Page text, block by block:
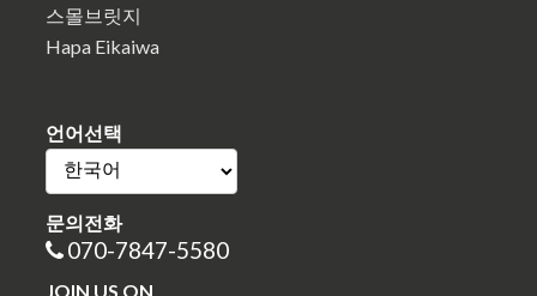
스몰브릿지
Hapa Eikaiwa
언어선택
문의전화
070-7847-5580
JOIN US ON